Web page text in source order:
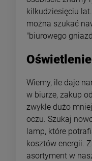
kilkudziesięciu
można szukać
"biurowego
Wiemy, ile daje
w biurze, zakup
zwykle dużo
oczu. Szukaj
lamp, które
kosztów energii.
asortyment w